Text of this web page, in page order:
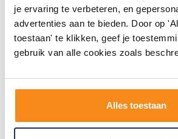
je ervaring te verbeteren, en
advertenties aan te bieden. Door op
toestaan' te klikken, geef je
gebruik van alle cookies zoals
Alles toestaan
474,00